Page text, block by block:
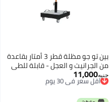
بين تو جو مظلة قطر 3 أمتار بقاعدة
من الجرانيت و العجل - قابلة للطي
جنيه11,000
أقل سعر في 30 يوم
توصيل مجاني